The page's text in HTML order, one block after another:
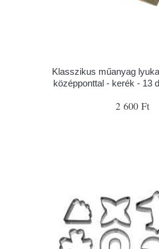
Klasszikus műanyag
középponttal - kerék - 13
2 600 Ft